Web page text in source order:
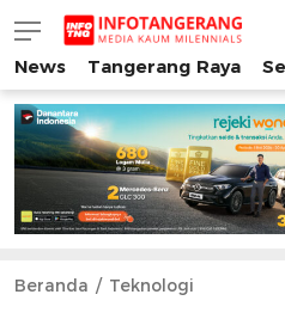
INFO TANGERANG
Media Kaum Millenials
News Tangerang Raya
Beranda Teknologi